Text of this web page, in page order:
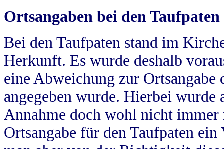
Ortsangaben bei den Taufpaten
Bei den Taufpaten stand im
Herkunft. Es wurde deshalb
eine Abweichung zur
angegeben wurde. Hierbei wurde
Annahme doch wohl nicht
Ortsangabe für den Taufpaten